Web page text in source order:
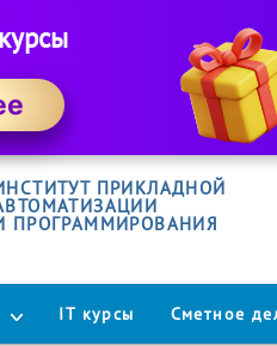
ПРИКЛАДНОЙ
ПРОГРАММИРОВАНИЯ
IT курсы Сметное